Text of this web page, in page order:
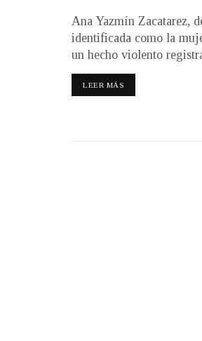
Ana Yazmín Zacatarez,
identificada como la
un hecho violento
LEER MÁS